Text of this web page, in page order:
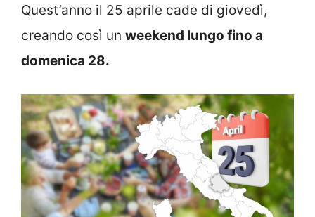
Quest’anno il 25 aprile cade di giovedì,
creando così un weekend lungo fino a
domenica 28.